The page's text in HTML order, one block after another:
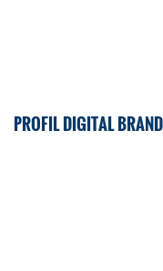
PROFIL DIGITAL